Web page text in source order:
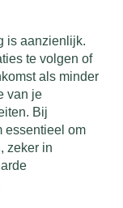
is aanzienlijk.
te volgen of
als minder
van je
Bij
essentieel om
zeker in